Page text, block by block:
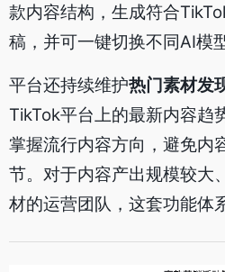
款内容结构，生成符合
稿，并可一键切换不同AI模
平台还持续维护热门素材发
TikTok平台上的最新内容趋
掌握流行内容方向，避免内
节。对于内容产出规模较大
材的运营团队，这套功能体